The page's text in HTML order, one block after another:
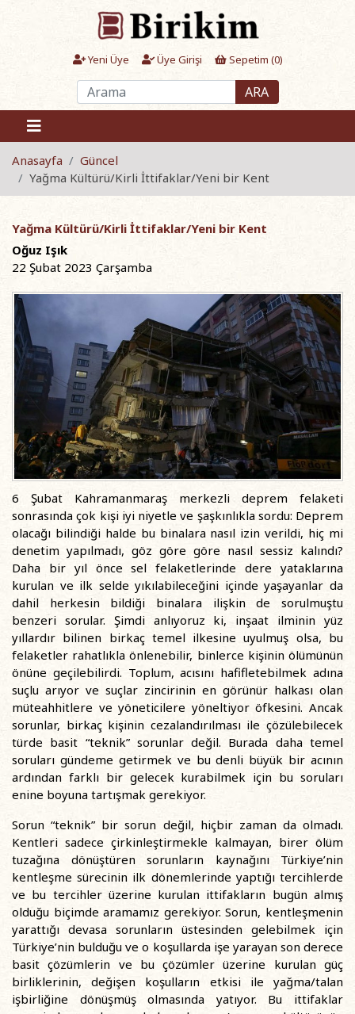
Yeni Üye Üye Girişi Sepetim (0)
ARA
Anasayfa
Güncel
Yağma Kültürü/Kirli İttifaklar/Yeni bir Kent
Yağma Kültürü/Kirli İttifaklar/Yeni bir Kent
Oğuz Işık
22 Şubat 2023 Çarşamba
6 Şubat Kahramanmaraş merkezli deprem felaketi
sonrasında çok kişi iyi niyetle ve şaşkınlıkla sordu: Deprem
olacağı bilindiği halde bu binalara nasıl izin verildi, hiç mi
denetim yapılmadı, göz göre göre nasıl sessiz kalındı?
Daha bir yıl önce sel felaketlerinde dere yataklarına
kurulan ve ilk selde yıkılabileceğini içinde yaşayanlar da
dahil herkesin bildiği binalara ilişkin de sorulmuştu
benzeri sorular. Şimdi anlıyoruz ki, inşaat ilminin yüz
yıllardır bilinen birkaç temel ilkesine uyulmuş olsa, bu
felaketler rahatlıkla önlenebilir, binlerce kişinin ölümünün
önüne geçilebilirdi. Toplum, acısını hafifletebilmek adına
suçlu arıyor ve suçlar zincirinin en görünür halkası olan
müteahhitlere ve yöneticilere yöneltiyor öfkesini. Ancak
sorunlar, birkaç kişinin cezalandırılması ile çözülebilecek
türde basit “teknik” sorunlar değil. Burada daha temel
soruları gündeme getirmek ve bu denli büyük bir acının
ardından farklı bir gelecek kurabilmek için bu soruları
enine boyuna tartışmak gerekiyor.
Sorun “teknik” bir sorun değil, hiçbir zaman da olmadı.
Kentleri sadece çirkinleştirmekle kalmayan, birer ölüm
tuzağına dönüştüren sorunların kaynağını Türkiye’nin
kentleşme sürecinin ilk dönemlerinde yaptığı tercihlerde
ve bu tercihler üzerine kurulan ittifakların bugün almış
olduğu biçimde aramamız gerekiyor. Sorun, kentleşmenin
yarattığı devasa sorunların üstesinden gelebilmek için
Türkiye’nin bulduğu ve o koşullarda işe yarayan son derece
basit çözümlerin ve bu çözümler üzerine kurulan güç
birliklerinin, değişen koşulların etkisi ile yağma/talan
işbirliğine dönüşmüş olmasında yatıyor. Bu ittifaklar